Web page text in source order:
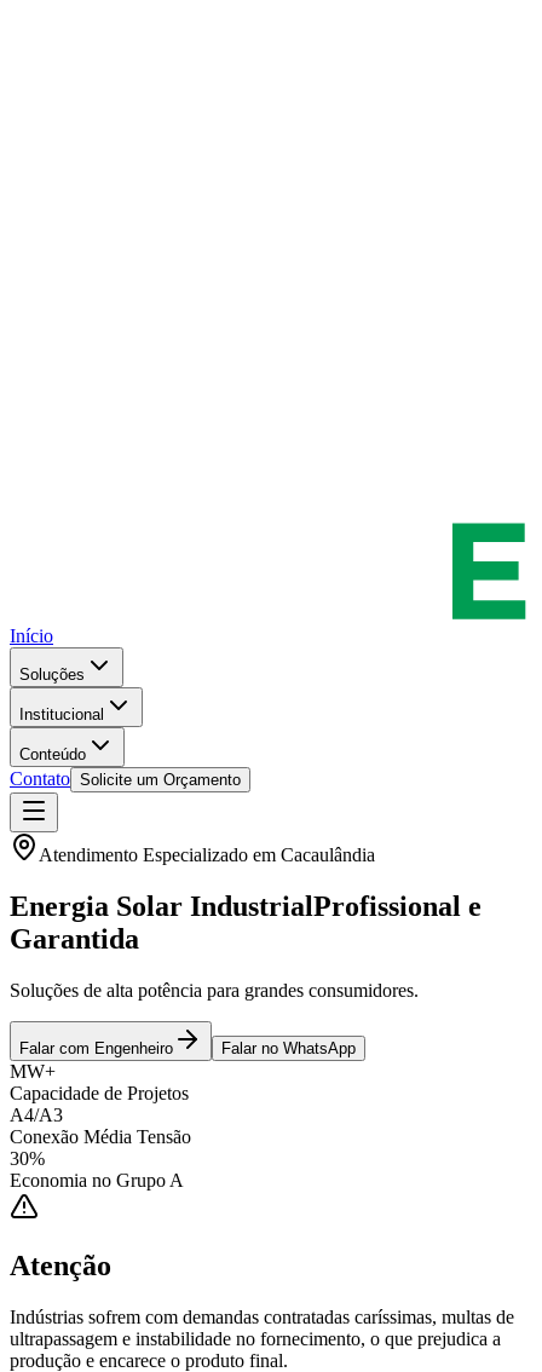
Início
Soluções
Institucional
Conteúdo
Contato Solicite um Orçamento
Atendimento Especializado em Cacaulândia
Energia Solar IndustrialProfissional e
Garantida
Soluções de alta potência para grandes consumidores.
Falar com Engenheiro Falar no WhatsApp
MW+
Capacidade de Projetos
A4/A3
Conexão Média Tensão
30%
Economia no Grupo A
Atenção
Indústrias sofrem com demandas contratadas caríssimas, multas de
ultrapassagem e instabilidade no fornecimento, o que prejudica a
produção e encarece o produto final.